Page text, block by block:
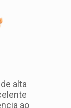
alta
ao